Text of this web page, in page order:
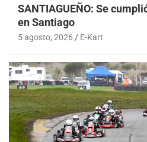
SANTIAGUEÑO: Se
en Santiago
5 agosto, 2026 E-Kart